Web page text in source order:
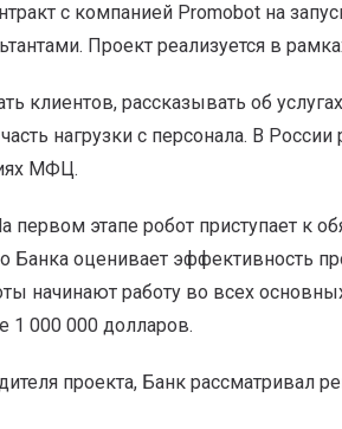
с компанией Promobot на
Проект реализуется в
клиентов, рассказывать об
нагрузки с персонала. В
МФЦ.
этапе робот приступает к
Банка оценивает эффективность
начинают работу во всех
1 000 000 долларов.
проекта, Банк рассматривал